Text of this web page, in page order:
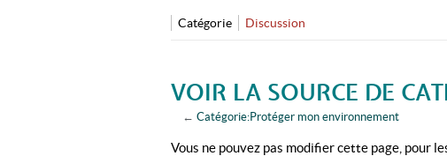
Catégorie Discussion
VOIR LA SOURCE DE
← Catégorie:Protéger mon environnement
Vous ne pouvez pas modifier cette page, pour